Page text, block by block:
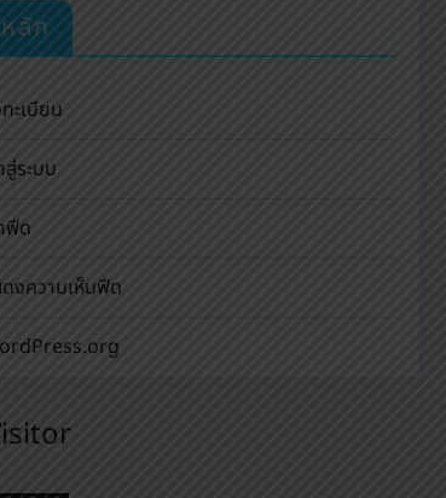
ลัก
ะเบียน
สู่ระบบ
ฟีด
งความเห็นฟีด